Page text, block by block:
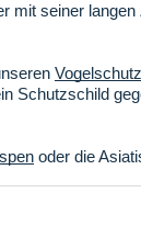
mit seiner langen
Schutzschild
oder die